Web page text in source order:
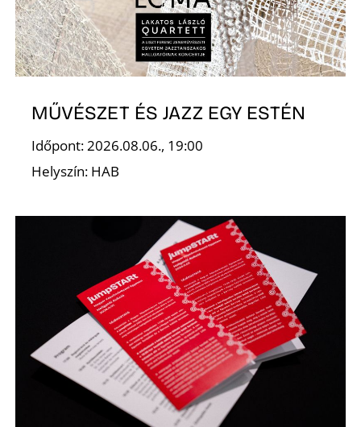
MŰVÉSZET ÉS JAZZ EGY ESTÉN
Időpont: 2026.08.06., 19:00
Helyszín: HAB